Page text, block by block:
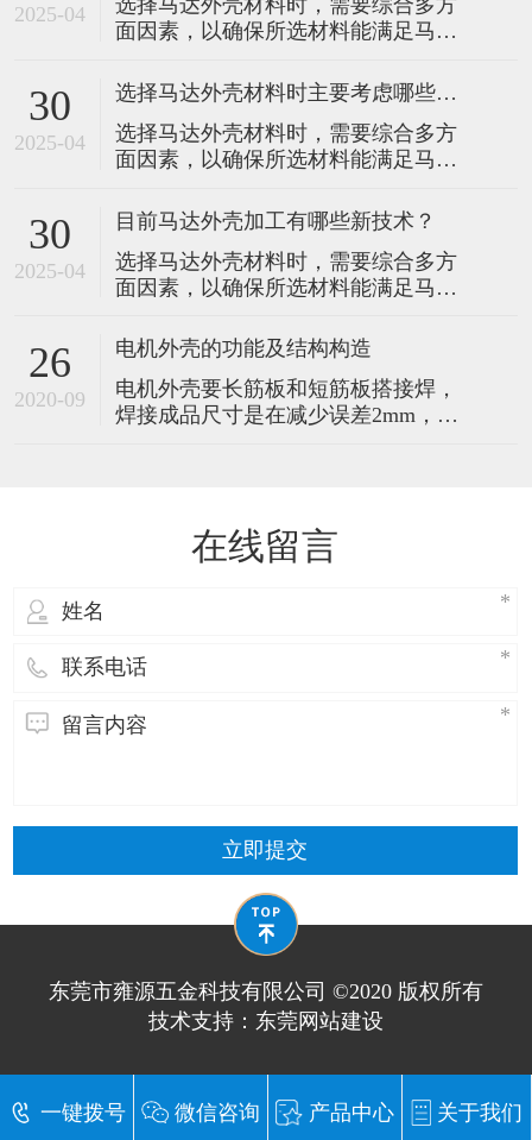
2025-04
选择马达外壳材料时，需要综合多方
面因素，以确保所选材料能满足马达
运行。以下是选择时主要考虑的因
素： 1.散热性能：马达在运行过程中
会产生热量，良好的散热性能对于维
持马达的正常工作温度至关重要。例
数，能够快速将马达内部产生的热量
30
2025-04
选择马达外壳材料时主要考虑哪些因素？
选择马达外壳材料时，需要综合多方
面因素，以确保所选材料能满足马达
运行。以下是选择时主要考虑的因
素： 1.散热性能：马达在运行过程中
会产生热量，良好的散热性能对于维
持马达的正常工作温度至关重要。例
数，能够快速将马达内部产生的热量
30
2025-04
目前马达外壳加工有哪些新技术？
选择马达外壳材料时，需要综合多方
面因素，以确保所选材料能满足马达
运行。以下是选择时主要考虑的因
素： 1.散热性能：马达在运行过程中
会产生热量，良好的散热性能对于维
持马达的正常工作温度至关重要。例
26
2020-09
电机外壳的功能及结构构造
电机外壳要长筋板和短筋板搭接焊，
焊接成品尺寸是在减少误差2mm，长
换，即电子开关代替传统的接触式变
在线留言
立即提交
东莞市雍源五金科技有限公司 ©2020 版权所有
技术支持： 东莞网站建设
一键拨号 微信咨询 产品中心 关于我们